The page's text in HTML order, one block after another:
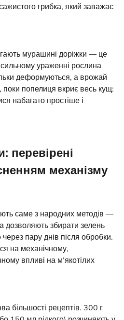
грибка, який заважає
мурашині доріжки — це
ураженні рослина
деформуються, а врожай
поки попелиця вкриє весь кущ:
набагато простіше і
перевірені
механізму
саме з народних методів —
дозволяють збирати зелень
пару днів після обробки.
на механічному,
впливі на м’якотілих
більшості рецептів. 300 г